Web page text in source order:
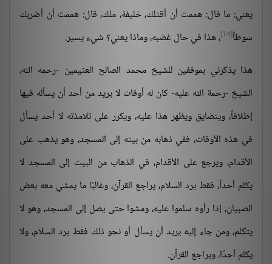
يعني: ما قال: هممت أن أقتلك، خليفة، ملك، قال: هممت أن أضربك
سوطاً[14]
، هذا في حال غضبه، وماذا يعني؟ شيء يسير.
هذا يذكرني بموقفين للشيخ محمد الصالح العثيمين -رحمه الله،
الشيخ -رحمة الله عليه- كان له أوقات لا يريد من أحد أن يسأله فيها
إطلاقاً، ويتضايق ويظهر هذا عليه، ويكرر على تلامذته لا أحد يسأل
في هذه الأوقات، ففي ذهابه من بيته إلى المسجد، وهو يذهب على
الأقدام، ويرجع على الأقدام، في الذهاب من البيت إلى المسجد لا
يكلم أحداً، فقط يرد السلام، يراجع القرآن، وغالبًا ما يمشي معه بعض
الصبيان، إذا رأوه سلموا عليه، ومشوا حتى يصل إلى المسجد، وهو لا
يتكلم، ومن جاء إليه يريد أن يسأل أو نحو ذلك فقط يرد السلام، ولا
يكلم أحدًا، ويراجع القرآن.